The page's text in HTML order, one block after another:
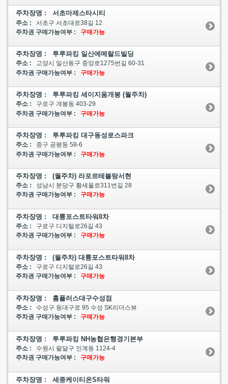
주차장명 : 서초마제스타시티
주소 :
서초구 서초대로38길 12
주차권 구매가능여부 :
구매가능
주차장명 : 투루파킹 일산에메랄드빌딩
주소 :
고양시 일산동구 중앙로1275번길 60-31
주차권 구매가능여부 :
구매가능
주차장명 : 투루파킹 세이지움개봉 (월주차)
주소 :
구로구 개봉동 403-29
주차권 구매가능여부 :
구매가능
주차장명 : 투루파킹 대구동성로스파크
주소 :
중구 공평동 58-6
주차권 구매가능여부 :
구매가능
주차장명 : (월주차) 라포르테블랑서현
주소 :
성남시 분당구 황새울로311번길 28
주차권 구매가능여부 :
구매가능
주차장명 : 대륭포스트타워8차
주소 :
구로구 디지털로26길 43
주차권 구매가능여부 :
구매가능
주차장명 : (월주차) 대륭포스트타워8차
주소 :
구로구 디지털로26길 43
주차권 구매가능여부 :
구매가능
주차장명 : 홈플러스대구수성점
주소 :
수성구 동대구로 95 수성 SK리더스뷰
주차권 구매가능여부 :
구매가능
주차장명 : 투루파킹 NH농협은행경기본부
주소 :
수원시 팔달구 인계동 1124-4
주차권 구매가능여부 :
구매가능
주차장명 : 세종케이티온S타워